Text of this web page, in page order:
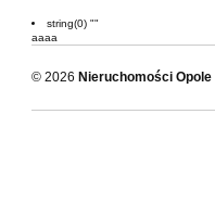
string(0) ""
aaaa
© 2026 Nieruchomości Opole